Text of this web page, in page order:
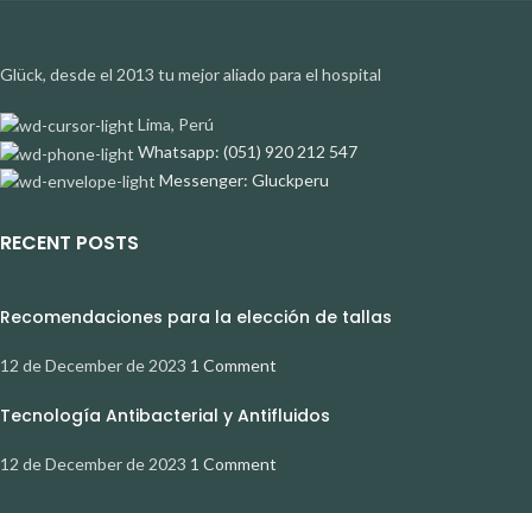
Glück, desde el 2013 tu mejor aliado para el hospital
Lima, Perú
Whatsapp: (051) 920 212 547
Messenger: Gluckperu
RECENT POSTS
Recomendaciones para la elección de tallas
12 de December de 2023 1 Comment
Tecnología Antibacterial y Antifluidos
12 de December de 2023 1 Comment